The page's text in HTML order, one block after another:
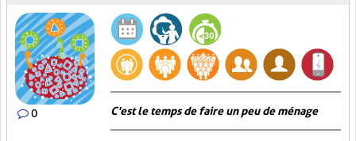
0 C'est le temps de faire un peu de ménage